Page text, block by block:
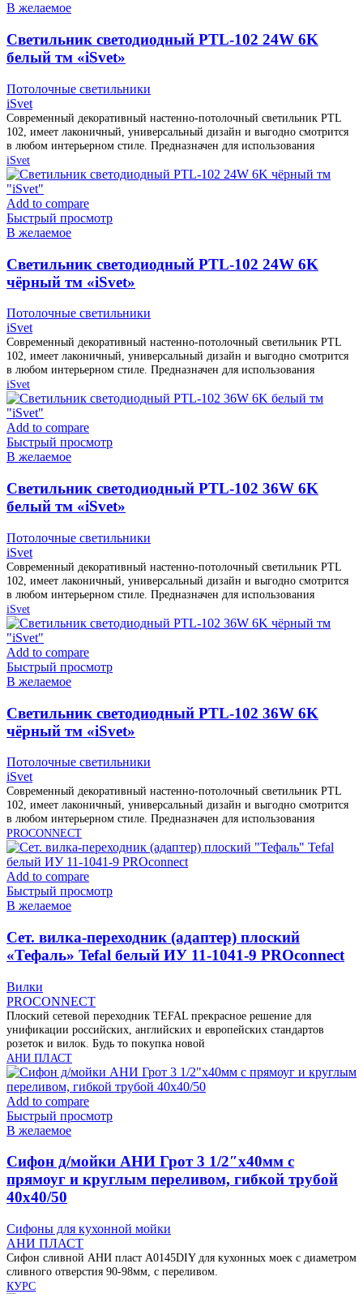
В желаемое
Cветильник светодиодный PTL-102 24W 6K
белый тм «iSvet»
Потолочные светильники
iSvet
Современный декоративный настенно-потолочный светильник PTL
102, имеет лаконичный, универсальный дизайн и выгодно смотрится
в любом интерьерном стиле. Предназначен для использования
iSvet
Add to compare
Быстрый просмотр
В желаемое
Cветильник светодиодный PTL-102 24W 6K
чёрный тм «iSvet»
Потолочные светильники
iSvet
Современный декоративный настенно-потолочный светильник PTL
102, имеет лаконичный, универсальный дизайн и выгодно смотрится
в любом интерьерном стиле. Предназначен для использования
iSvet
Add to compare
Быстрый просмотр
В желаемое
Cветильник светодиодный PTL-102 36W 6K
белый тм «iSvet»
Потолочные светильники
iSvet
Современный декоративный настенно-потолочный светильник PTL
102, имеет лаконичный, универсальный дизайн и выгодно смотрится
в любом интерьерном стиле. Предназначен для использования
iSvet
Add to compare
Быстрый просмотр
В желаемое
Cветильник светодиодный PTL-102 36W 6K
чёрный тм «iSvet»
Потолочные светильники
iSvet
Современный декоративный настенно-потолочный светильник PTL
102, имеет лаконичный, универсальный дизайн и выгодно смотрится
в любом интерьерном стиле. Предназначен для использования
PROCONNECT
Add to compare
Быстрый просмотр
В желаемое
Cет. вилка-переходник (адаптер) плоский
«Тефаль» Tefal белый ИУ 11-1041-9 PROconnect
Вилки
PROCONNECT
Плоский сетевой переходник TEFAL прекрасное решение для
унификации российских, английских и европейских стандартов
розеток и вилок. Будь то покупка новой
АНИ ПЛАСТ
Add to compare
Быстрый просмотр
В желаемое
Cифон д/мойки АНИ Грот 3 1/2″х40мм с
прямоуг и круглым переливом, гибкой трубой
40х40/50
Сифоны для кухонной мойки
АНИ ПЛАСТ
Сифон сливной АНИ пласт A0145DIY для кухонных моек с диаметром
сливного отверстия 90-98мм, с переливом.
КУРС